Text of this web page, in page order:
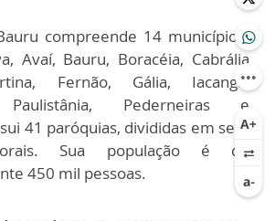
compreende 14 municípios:
Avaí, Bauru, Boracéia, Cabrália
Fernão, Gália, Iacanga,
Paulistânia, Pederneiras e
41 paróquias, divididas em sete
Sua população é de
450 mil pessoas.